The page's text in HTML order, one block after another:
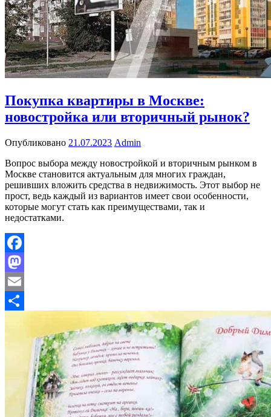
Покупка квартиры в Москве:
новостройка или вторичный рынок?
Опубликовано 21.07.2023 Admin
Вопрос выбора между новостройкой и вторичным рынком в
Москве становится актуальным для многих граждан,
решивших вложить средства в недвижимость. Этот выбор не
прост, ведь каждый из вариантов имеет свои особенности,
которые могут стать как преимуществами, так и
недостатками.
Facebook
Mastodon
Email